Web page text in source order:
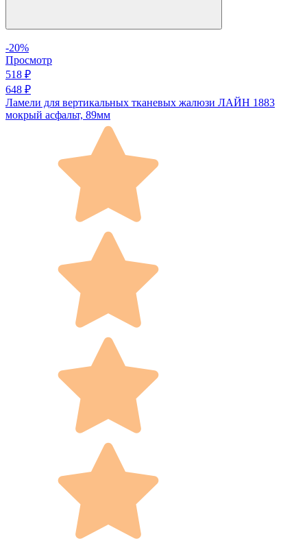
-20%
Просмотр
518 ₽
648 ₽
Ламели для вертикальных тканевых жалюзи ЛАЙН 1883
мокрый асфальт, 89мм